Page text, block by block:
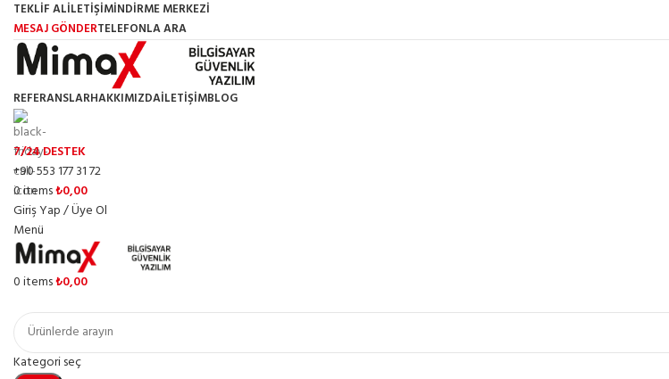
TEKLİF ALİLETİŞİMİNDİRME MERKEZİ
MESAJ GÖNDERTELEFONLA ARA
REFERANSLARHAKKIMIZDAİLETIŞIMBLOG
7/24 DESTEK
+90 553 177 31 72
0items₺0,00
Giriş Yap / Üye Ol
Menü
0items₺0,00
Kategori seç